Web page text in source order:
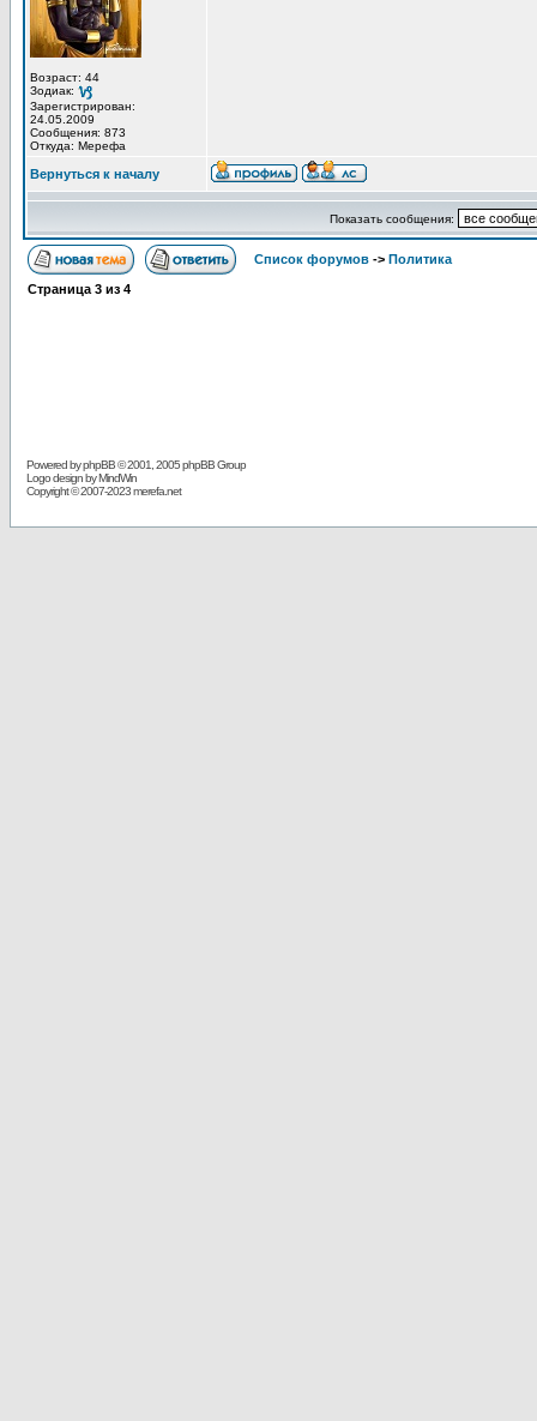
Возраст: 44
Зодиак:
Зарегистрирован:
24.05.2009
Сообщения: 873
Откуда: Мерефа
Вернуться к началу
Показать сообщения:
Список форумов -> Политика
Страница 3 из 4
Powered byphpBB© 2001, 2005 phpBB Group
Logo design by MindWin
Copyright © 2007-2023 merefa.net